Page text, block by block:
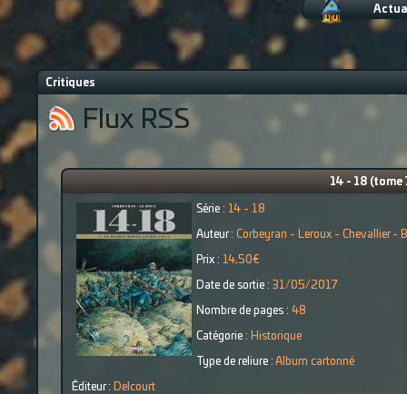
Critiques
Flux RSS
14 - 18 (tome
Série : 14 - 18
Auteur : Corbeyran - Leroux - Chevallier -
Prix : 14,50€
Date de sortie : 31/05/2017
Nombre de pages : 48
Catégorie : Historique
Type de reliure : Album cartonné
Éditeur : Delcourt